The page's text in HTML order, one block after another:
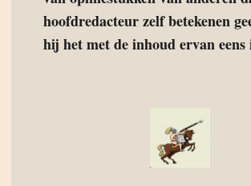
hoofdredacteur zelf betekenen
hij het met de inhoud ervan eens